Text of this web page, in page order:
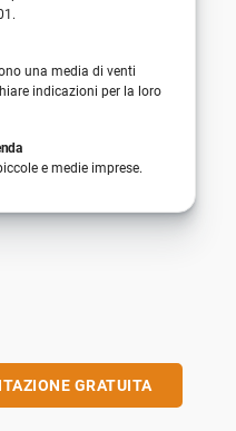
una media di venti
indicazioni per la loro
e medie imprese.
GRATUITA